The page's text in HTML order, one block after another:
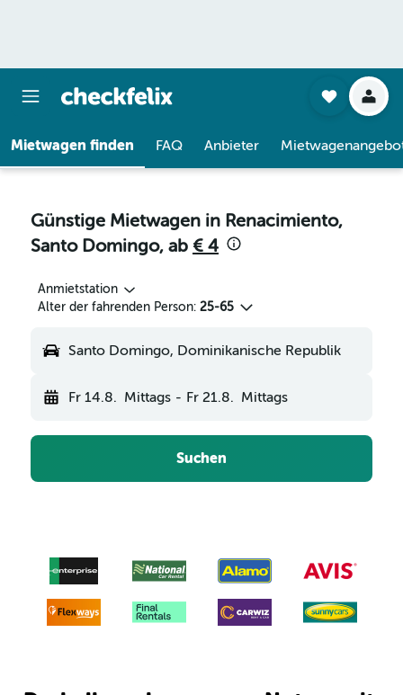
Mietwagen finden FAQ Anbieter
Günstige Mietwagen in Renacimiento,
Santo Domingo, ab € 4
Anmietstation
Alter der fahrenden Person: 25-65
Santo Domingo, Dominikanische Republik
Fr 14.8. Mittags - Fr 21.8. Mittags
Suchen